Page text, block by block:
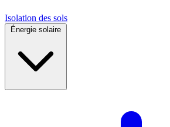
Isolation des sols